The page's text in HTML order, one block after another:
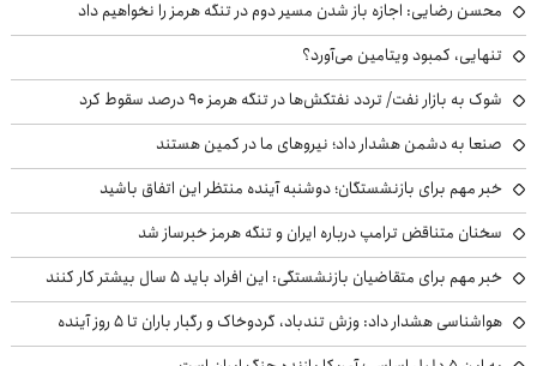
محسن رضایی: اجازه باز شدن مسیر دوم در تنگه هرمز را نخواهیم داد
تنهایی، کمبود ویتامین می‌آورد؟
شوک به بازار نفت/ تردد نفتکش‌ها در تنگه هرمز ۹۰ درصد سقوط کرد
صنعا به دشمن هشدار داد؛ نیروهای ما در کمین هستند
خبر مهم برای بازنشستگان؛ دوشنبه آینده منتظر این اتفاق باشید
سخنان متناقض ترامپ درباره ایران و تنگه هرمز خبرساز شد
خبر مهم برای متقاضیان بازنشستگی: این افراد باید ۵ سال بیشتر کار کنند
هواشناسی هشدار داد: وزش تندباد، گردوخاک و رگبار باران تا ۵ روز آینده